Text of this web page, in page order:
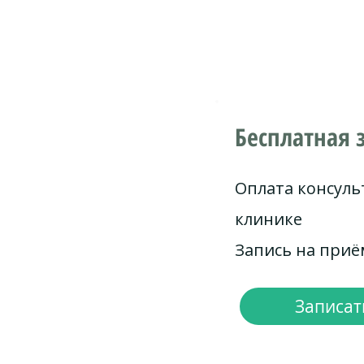
Бесплатная
Оплата
клинике
Запись на